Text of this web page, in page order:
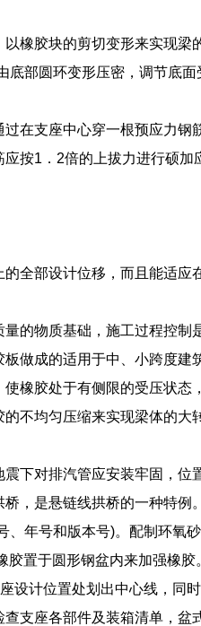
橡胶块的剪切变形来实现梁
部圆环变形压密，调节底
在支座中心穿一根预应力钢
按1．2倍的上拔力进行硕加
全部设计位移，而且能适应
的物质基础，施工过程控制
做成的适用于中、小跨度建
橡胶处于有侧限的受压状态
不均匀压缩来实现梁体的大
下对排汽管应安装牢固，位
，是悬链线拱桥的一种特例
年号和版本号)。配制环氧
置于圆形钢盆内来加强橡
计位置处划出中心线，同
支座各部件及装箱清单，盆